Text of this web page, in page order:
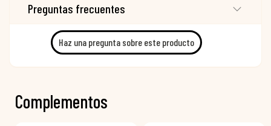
Preguntas frecuentes
Haz una pregunta sobre este producto
Complementos